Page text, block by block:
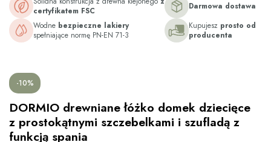
certyfikatem FSC
Wodne bezpieczne lakiery
spełniające normę PN-EN 71-3
Darmowa dostawa
Kupujesz prosto od
producenta
-10%
DORMIO drewniane łóżko domek dziecięce
z prostokątnymi szczebelkami i szufladą z
funkcją spania